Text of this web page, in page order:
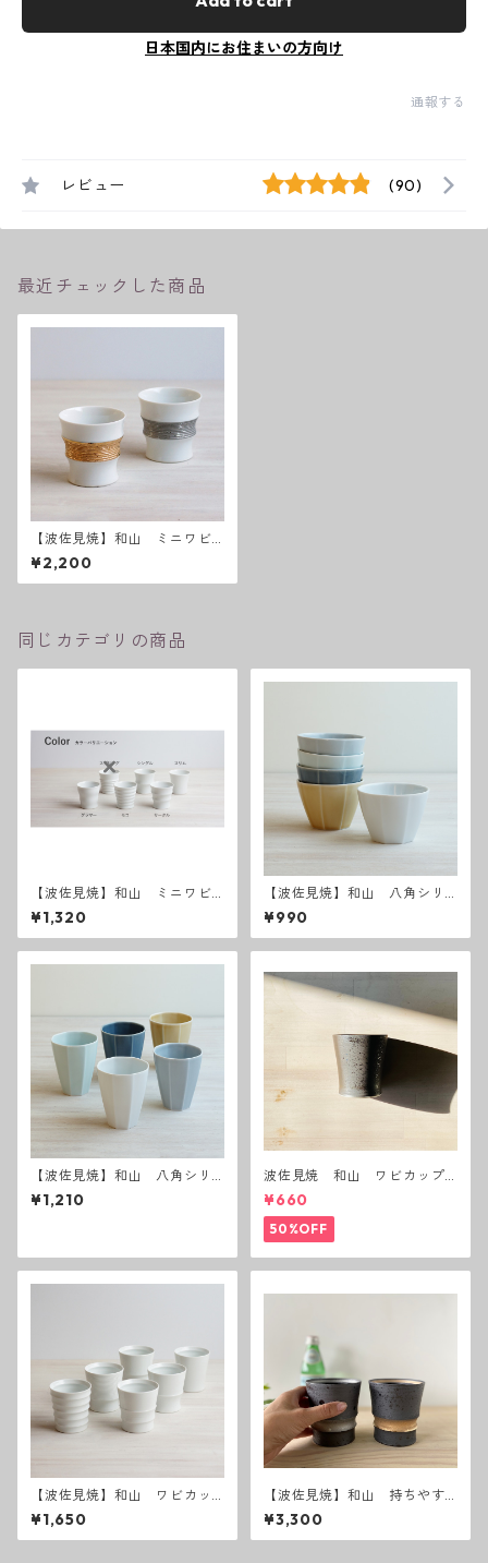
日本国内にお住まいの方向け
通報する
レビュー (90)
最近チェックした商品
【波佐見焼】和山 ミニワビ
カップ サークル - 全2色 -
¥2,200
同じカテゴリの商品
【波佐見焼】和山 ミニワビ
カップ 白 - 全6種類 -
¥1,320
【波佐見焼】和山 八角シリ
ーズ フリーカップS
¥990
【波佐見焼】和山 八角シリ
ーズ フリーカップL
¥1,210
波佐見焼 和山 ワビカップ
黒錆 3種(アウトレット）
¥660
50%OFF
【波佐見焼】和山 ワビカッ
プ 白 - 全6種類 -
¥1,650
【波佐見焼】和山 持ちやす
さ抜群の焼酎カップ ルー
プ 波佐見焼
¥3,300